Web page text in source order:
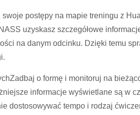
postępy na mapie treningu z
uzyskasz szczegółowe
na danym odcinku. Dzięki temu
o formę i monitoruj na
informacje wyświetlane są w
dostosowywać tempo i rodzaj